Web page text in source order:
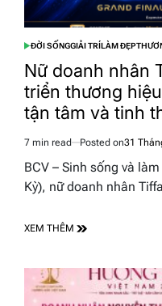
POSTED
IN
ĐỜI SỐNGGIẢI TRÍLÀM ĐẸP
Nữ doanh nhân
triển thương
tận tâm và tinh
Estimated
read
7 min read Posted on31
BCV – Sinh sống và
Kỳ), nữ doanh nhân
XEM THÊM